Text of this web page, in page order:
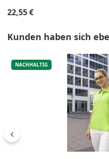
Regulärer Preis:
22,55 €
Produktgalerie überspringen
Kunden haben sich
NACHHALTIG